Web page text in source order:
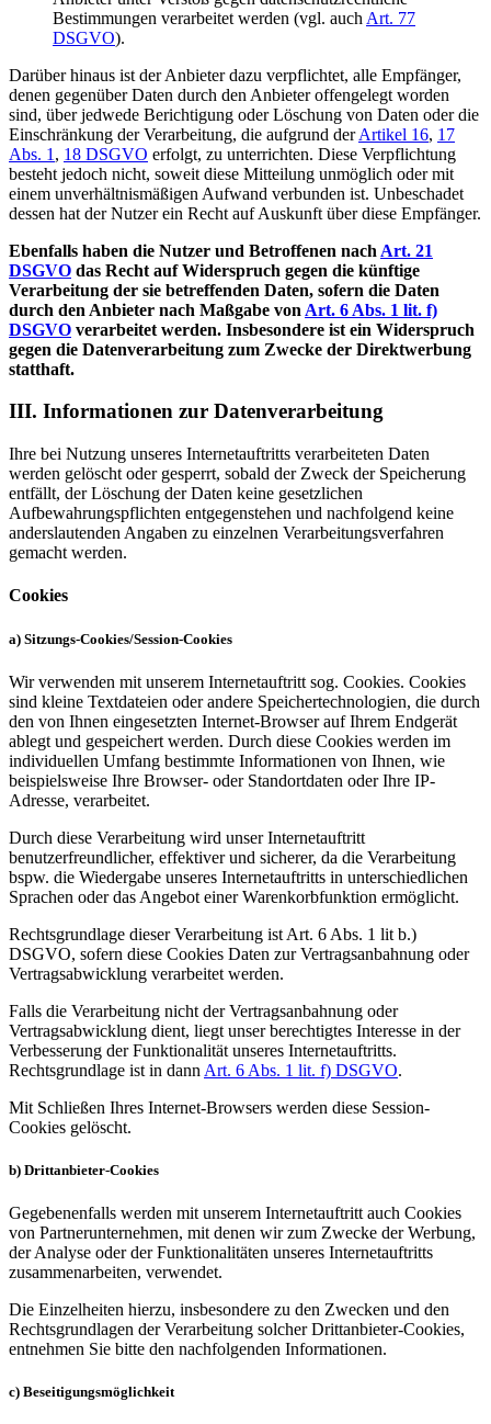
Bestimmungen verarbeitet werden (vgl. auch Art. 77
DSGVO).
Darüber hinaus ist der Anbieter dazu verpflichtet, alle Empfänger,
denen gegenüber Daten durch den Anbieter offengelegt worden
sind, über jedwede Berichtigung oder Löschung von Daten oder die
Einschränkung der Verarbeitung, die aufgrund derArtikel 16, 17
Abs. 1 , 18 DSGVO erfolgt, zu unterrichten. Diese Verpflichtung
besteht jedoch nicht, soweit diese Mitteilung unmöglich oder mit
einem unverhältnismäßigen Aufwand verbunden ist. Unbeschadet
dessen hat der Nutzer ein Recht auf Auskunft über diese Empfänger.
Ebenfalls haben die Nutzer und Betroffenen nach Art. 21
DSGVO das Recht auf Widerspruch gegen die künftige
Verarbeitung der sie betreffenden Daten, sofern die Daten
durch den Anbieter nach Maßgabe von Art. 6 Abs. 1 lit. f)
DSGVO verarbeitet werden. Insbesondere ist ein Widerspruch
gegen die Datenverarbeitung zum Zwecke der Direktwerbung
statthaft.
III. Informationen zur Datenverarbeitung
Ihre bei Nutzung unseres Internetauftritts verarbeiteten Daten
werden gelöscht oder gesperrt, sobald der Zweck der Speicherung
entfällt, der Löschung der Daten keine gesetzlichen
Aufbewahrungspflichten entgegenstehen und nachfolgend keine
anderslautenden Angaben zu einzelnen Verarbeitungsverfahren
gemacht werden.
Cookies
a) Sitzungs-Cookies/Session-Cookies
Wir verwenden mit unserem Internetauftritt sog. Cookies. Cookies
sind kleine Textdateien oder andere Speichertechnologien, die durch
den von Ihnen eingesetzten Internet-Browser auf Ihrem Endgerät
ablegt und gespeichert werden. Durch diese Cookies werden im
individuellen Umfang bestimmte Informationen von Ihnen, wie
beispielsweise Ihre Browser- oder Standortdaten oder Ihre IP-
Adresse, verarbeitet.
Durch diese Verarbeitung wird unser Internetauftritt
benutzerfreundlicher, effektiver und sicherer, da die Verarbeitung
bspw. die Wiedergabe unseres Internetauftritts in unterschiedlichen
Sprachen oder das Angebot einer Warenkorbfunktion ermöglicht.
Rechtsgrundlage dieser Verarbeitung ist Art. 6 Abs. 1 lit b.)
DSGVO, sofern diese Cookies Daten zur Vertragsanbahnung oder
Vertragsabwicklung verarbeitet werden.
Falls die Verarbeitung nicht der Vertragsanbahnung oder
Vertragsabwicklung dient, liegt unser berechtigtes Interesse in der
Verbesserung der Funktionalität unseres Internetauftritts.
Rechtsgrundlage ist in dann Art. 6 Abs. 1 lit. f) DSGVO.
Mit Schließen Ihres Internet-Browsers werden diese Session-
Cookies gelöscht.
b) Drittanbieter-Cookies
Gegebenenfalls werden mit unserem Internetauftritt auch Cookies
von Partnerunternehmen, mit denen wir zum Zwecke der Werbung,
der Analyse oder der Funktionalitäten unseres Internetauftritts
zusammenarbeiten, verwendet.
Die Einzelheiten hierzu, insbesondere zu den Zwecken und den
Rechtsgrundlagen der Verarbeitung solcher Drittanbieter-Cookies,
entnehmen Sie bitte den nachfolgenden Informationen.
c) Beseitigungsmöglichkeit